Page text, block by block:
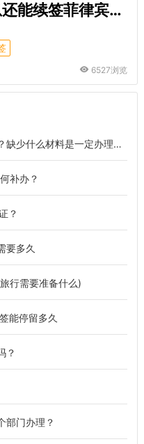
没有原公司的材料信息还能续签菲律宾的9G工签吗？
6527浏览
么材料是一定办理不了的？
补办？
？
要多久
行需要准备什么)
能停留多久
？
部门办理？